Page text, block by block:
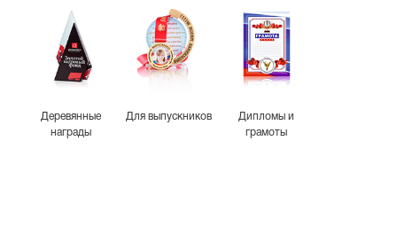
Деревянные
награды
Для выпускников
Дипломы и
грамоты